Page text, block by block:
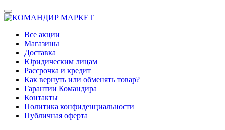
Все акции
Магазины
Доставка
Юридическим лицам
Рассрочка и кредит
Как вернуть или обменять товар?
Гарантии Командира
Контакты
Политика конфиденциальности
Публичная оферта